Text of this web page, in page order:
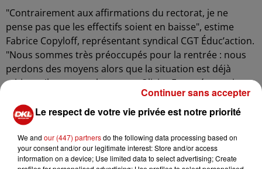
"Contrairement aux affirmations du rectorat, je ne
pense pas que les effectifs soient en baisse", estime
Fabrice Copyloff, représentant syndical CGT Éduc’action.
"Nous sommes très préoccupés pour la rentrée : nous
perdons des moyens alors que la situation est déjà
critique. Il y a un an, le recteur Olivier Faron évoquait un
classement en REP+. Aujourd’hui, non seulement rien
n’a changé, mais en plus, on nous retire des heures." En
avril 2024, un nouveau recteur, Olivier Klein, a pris ses
fonctions.
D’après le syndicat, l’établissement devra composer
Le respect de votre vie privée est notre priorité
We and our (447) partnersdo the following data processing based on
your consent and/or our legitimate interest: Store and/or access
information on a device; Use limited data to select advertising; Create
Continuer sans accepter